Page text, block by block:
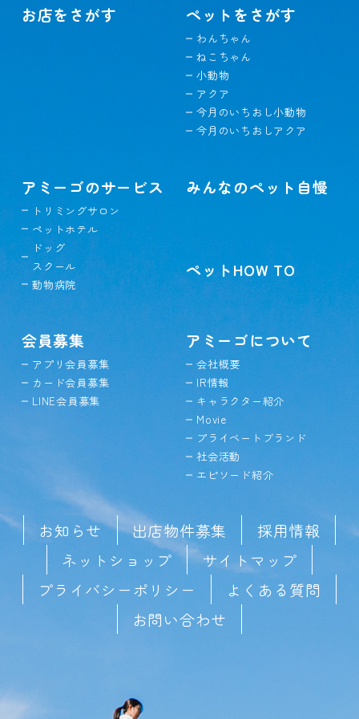
お店をさがす ペットをさがす
わんちゃん
ねこちゃん
小動物
アクア
今月のいちおし小動物
今月のいちおしアクア
アミーゴのサービス
トリミングサロン
ペットホテル
ドッグ
スクール
動物病院
みんなのペット自慢
ペットHOW TO
会員募集
アプリ会員募集
カード会員募集
LINE会員募集
アミーゴについて
会社概要
IR情報
キャラクター紹介
Movie
プライベートブランド
社会活動
エピソード紹介
お知らせ 出店物件募集
採用情報
ネットショップ
サイトマップ
プライバシーポリシー
よくある質問
お問い合わせ